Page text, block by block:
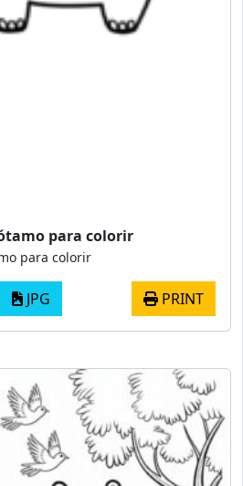
para colorir
para colorir
JPG PRINT